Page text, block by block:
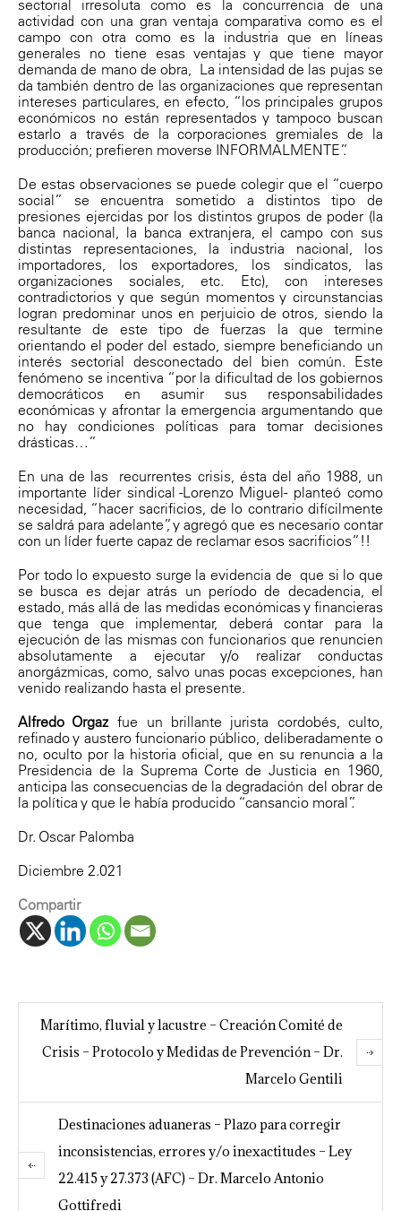
sectorial irresoluta como es la concurrencia de una
actividad con una gran ventaja comparativa como es el
campo con otra como es la industria que en líneas
generales no tiene esas ventajas y que tiene mayor
demanda de mano de obra, La intensidad de las pujas se
da también dentro de las organizaciones que representan
intereses particulares, en efecto, “los principales grupos
económicos no están representados y tampoco buscan
estarlo a través de la corporaciones gremiales de la
producción; prefieren moverse INFORMALMENTE”.
De estas observaciones se puede colegir que el “cuerpo
social” se encuentra sometido a distintos tipo de
presiones ejercidas por los distintos grupos de poder (la
banca nacional, la banca extranjera, el campo con sus
distintas representaciones, la industria nacional, los
importadores, los exportadores, los sindicatos, las
organizaciones sociales, etc. Etc), con intereses
contradictorios y que según momentos y circunstancias
logran predominar unos en perjuicio de otros, siendo la
resultante de este tipo de fuerzas la que termine
orientando el poder del estado, siempre beneficiando un
interés sectorial desconectado del bien común. Este
fenómeno se incentiva “por la dificultad de los gobiernos
democráticos en asumir sus responsabilidades
económicas y afrontar la emergencia argumentando que
no hay condiciones políticas para tomar decisiones
drásticas…”
En una de las recurrentes crisis, ésta del año 1988, un
importante líder sindical -Lorenzo Miguel- planteó como
necesidad, “hacer sacrificios, de lo contrario difícilmente
se saldrá para adelante”, y agregó que es necesario contar
con un líder fuerte capaz de reclamar esos sacrificios”!!
Por todo lo expuesto surge la evidencia de que si lo que
se busca es dejar atrás un período de decadencia, el
estado, más allá de las medidas económicas y financieras
que tenga que implementar, deberá contar para la
ejecución de las mismas con funcionarios que renuncien
absolutamente a ejecutar y/o realizar conductas
anorgázmicas, como, salvo unas pocas excepciones, han
venido realizando hasta el presente.
Alfredo Orgaz fue un brillante jurista cordobés, culto,
refinado y austero funcionario público, deliberadamente o
no, oculto por la historia oficial, que en su renuncia a la
Presidencia de la Suprema Corte de Justicia en 1960,
anticipa las consecuencias de la degradación del obrar de
la política y que le había producido “cansancio moral”.
Dr. Oscar Palomba
Diciembre 2.021
Compartir
Marítimo, fluvial y lacustre – Creación Comité de
Crisis – Protocolo y Medidas de Prevención – Dr.
Marcelo Gentili
Destinaciones aduaneras – Plazo para corregir
inconsistencias, errores y/o inexactitudes – Ley
22.415 y 27.373 (AFC) – Dr. Marcelo Antonio
Gottifredi